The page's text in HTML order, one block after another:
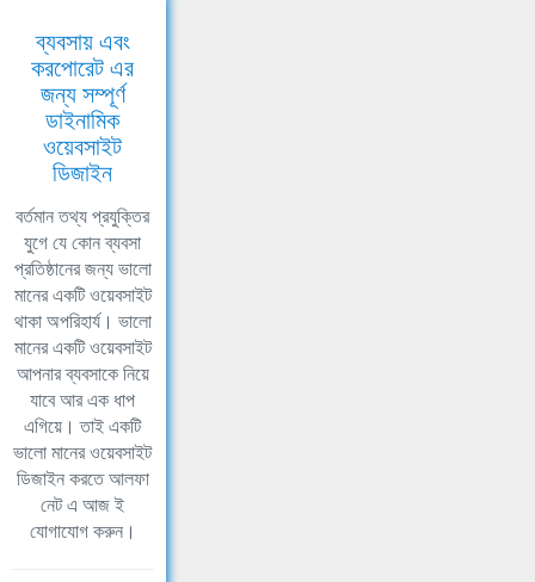
ব্যবসায় এবং
করপোরেট এর
জন্য সম্পূর্ণ
ডাইনামিক
ওয়েবসাইট
ডিজাইন
বর্তমান তথ্য প্রযুক্তির
যুগে যে কোন ব্যবসা
প্রতিষ্ঠানের জন্য ভালো
মানের একটি ওয়েবসাইট
থাকা অপরিহার্য। ভালো
মানের একটি ওয়েবসাইট
আপনার ব্যবসাকে নিয়ে
যাবে আর এক ধাপ
এগিয়ে। তাই একটি
ভালো মানের ওয়েবসাইট
ডিজাইন করতে আলফা
নেট এ আজ ই
যোগাযোগ করুন।